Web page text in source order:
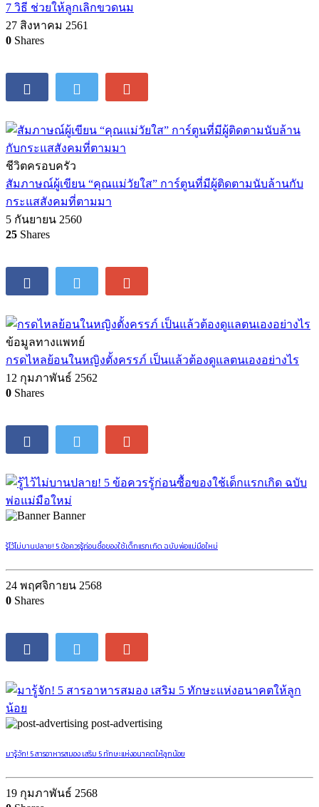
7 วิธี ช่วยให้ลูกเลิกขวดนม
27 สิงหาคม 2561
0 Shares
ชีวิตครอบครัว
สัมภาษณ์ผู้เขียน “คุณแม่วัยใส” การ์ตูนที่มีผู้ติดตามนับล้านกับ
กระแสสังคมที่ตามมา
5 กันยายน 2560
25 Shares
ข้อมูลทางแพทย์
กรดไหลย้อนในหญิงตั้งครรภ์ เป็นแล้วต้องดูแลตนเองอย่างไร
12 กุมภาพันธ์ 2562
0 Shares
Banner
รู้ไว้ไม่บานปลาย! 5 ข้อควรรู้ก่อนซื้อของใช้เด็กแรกเกิด ฉบับพ่อแม่มือใหม่
24 พฤศจิกายน 2568
0 Shares
post-advertising
มารู้จัก! 5 สารอาหารสมอง เสริม 5 ทักษะแห่งอนาคตให้ลูกน้อย
19 กุมภาพันธ์ 2568